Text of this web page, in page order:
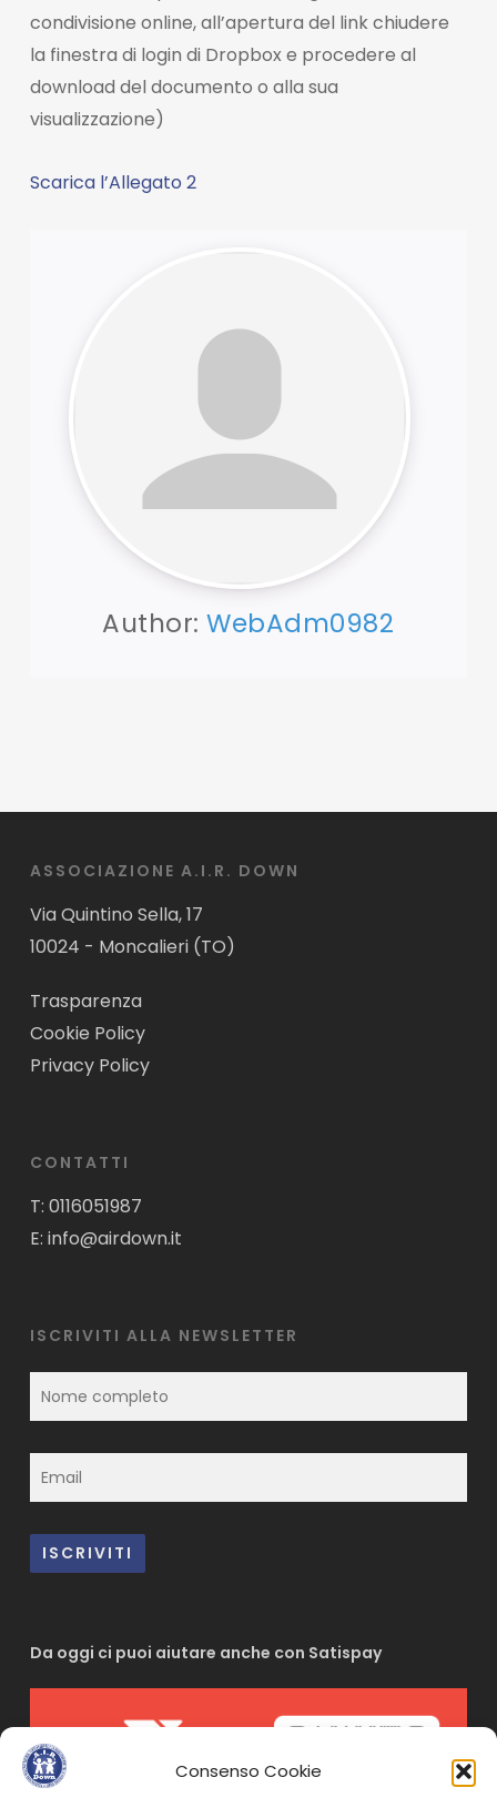
Consenso Cookie
condivisione online, all’apertura del link chiudere
la finestra di login di Dropbox e procedere al
download del documento o alla sua
visualizzazione)
Scarica l’Allegato 2
Author:WebAdm0982
ASSOCIAZIONE A.I.R. DOWN
Via Quintino Sella, 17
10024 - Moncalieri (TO)
Trasparenza
Cookie Policy
Privacy Policy
CONTATTI
T: 0116051987
E: info@airdown.it
ISCRIVITI ALLA NEWSLETTER
Da oggi ci puoi aiutare anche con Satispay